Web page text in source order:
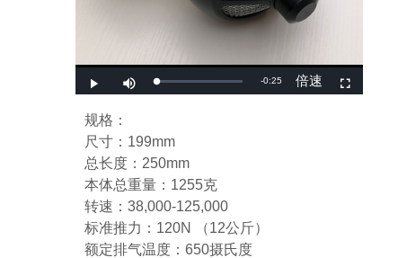
ECU
规格：
尺寸：199mm
总长度：250mm
本体总重量：1255克
转速：38,000-125,000
标准推力：120N （12公斤）
额定排气温度：650摄氏度